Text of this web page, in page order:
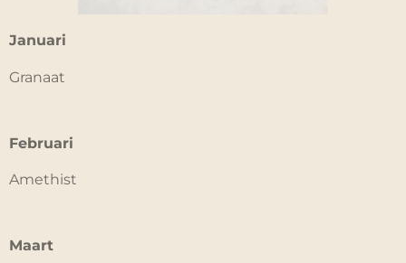
Januari
Granaat
Februari
Amethist
Maart